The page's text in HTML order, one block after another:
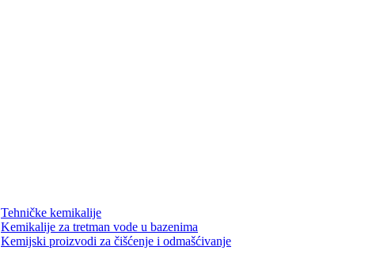
Tehničke kemikalije
Kemikalije za tretman vode u bazenima
Kemijski proizvodi za čišćenje i odmašćivanje